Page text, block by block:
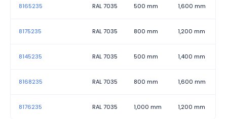
8165235 RAL 7035 500 mm 1,600 mm
8175235 RAL 7035 800 mm 1,200 mm
8145235 RAL 7035 500 mm 1,400 mm
8168235 RAL 7035 800 mm 1,600 mm
8176235 RAL 7035 1,000 mm 1,200 mm